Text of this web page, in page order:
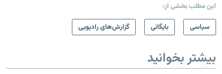
این مطلب بخشی از:
سیاسی
بایگانی گزارش‌های رادیویی
بیشتر بخوانید